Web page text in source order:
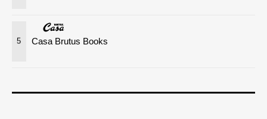
5 Casa Brutus Books